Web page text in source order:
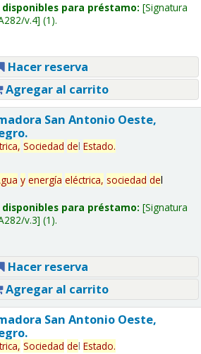
para préstamo: Signatura
v.4 (1).
Hacer reserva
Agregar al carrito
San Antonio Oeste,
Sociedad del Estado.
y energía eléctrica, sociedad del
para préstamo: Signatura
v.3 (1).
Hacer reserva
Agregar al carrito
San Antonio Oeste,
Sociedad del Estado.